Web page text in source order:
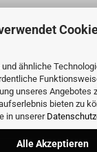
ähnliche
unseres Angebotes
bieten zu
in unserer
Alle Akzeptieren